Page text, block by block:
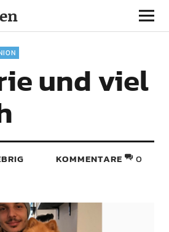
und viel
KOMMENTARE 0